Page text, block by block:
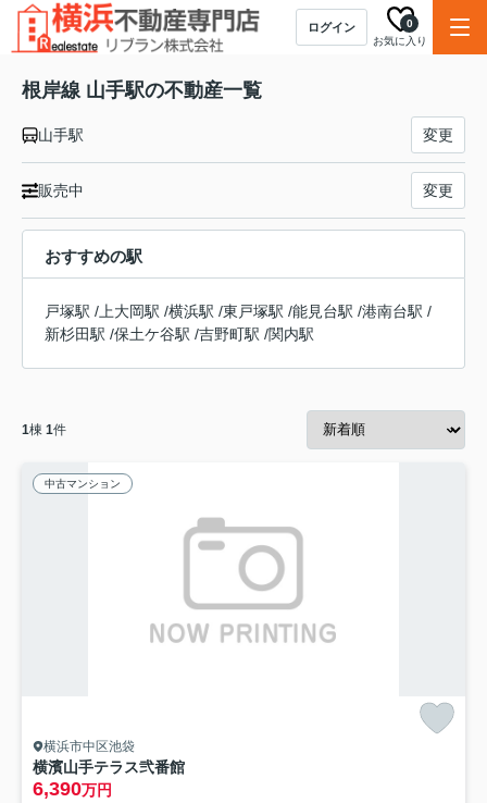
ログイン
お気に入り
0
根岸線 山手駅の不動産一覧
山手駅 変更
販売中 変更
おすすめの駅
戸塚駅 / 上大岡駅 /横浜駅 /東戸塚駅 /能見台駅 /港南台駅 /
新杉田駅 /保土ケ谷駅 /吉野町駅 /関内駅
1棟 1件
中古マンション
横浜市中区池袋
横濱山手テラス弐番館
6,390万円